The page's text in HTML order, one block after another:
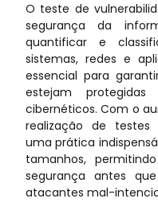
O teste de
segurança da
quantificar e
sistemas, redes e
essencial para
estejam
cibernéticos. Com o
realização de testes
uma prática
tamanhos,
segurança antes
atacantes mal-